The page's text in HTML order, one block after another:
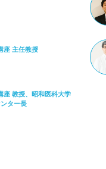
座 主任教授
座 教授、昭和医科大学
ター長